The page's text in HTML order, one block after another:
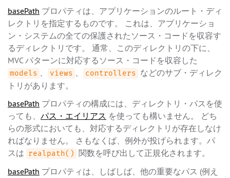
basePath プロパティは、アプリケーションのルート・ディ
レクトリを指定するものです。 これは、アプリケーショ
ン・システムの全ての保護されたソース・コードを収容す
るディレクトリです。 通常、このディレクトリの下に、
MVC パターンに対応するソース・コードを収容した
models 、 views 、 controllers などのサブ・ディレク
トリがあります。
basePath プロパティの構成には、ディレクトリ・パスを使
っても、 パス・エイリアス を使っても構いません。 どち
らの形式においても、対応するディレクトリが存在しなけ
ればなりません。 さもなくば、例外が投げられます。パ
スは realpath()
関数を呼び出して正規化されます。
basePath プロパティは、しばしば、他の重要なパス (例え